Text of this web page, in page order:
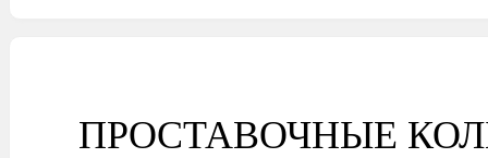
ПРОСТАВОЧНЫЕ